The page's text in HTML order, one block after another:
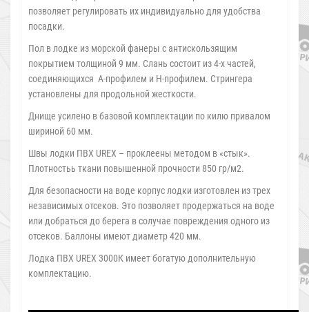
позволяет регулировать их индивидуально для удобства
посадки.
Пол в лодке из морской фанеры с антискользящим
покрытием толщиной 9 мм. Слань состоит из 4-х частей,
соединяющихся А-профилем и Н-профилем. Стрингера
установлены для продольной жесткости.
Днище усилено в базовой комплектации по килю привалом
шириной 60 мм.
Швы лодки ПВХ UREX – проклеены методом в «стык».
Плотностьь ткани повышенной прочности 850 гр/м2.
Для безопасности на воде корпус лодки изготовлен из трех
независимых отсеков. Это позволяет продержаться на воде
или добраться до берега в солучае повреждения одного из
отсеков. Баллоны имеют диаметр 420 мм.
Лодка ПВХ UREX 3000К имеет богатую дополнительную
комплектацию.